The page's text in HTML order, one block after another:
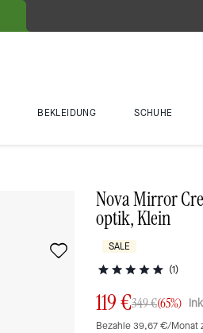
BEKLEIDUNG SCHUHE
Nova Mirror
optik, Klein
SALE
(1)
119 €349 €(65%)
Bezahle 39,67 €/Monat